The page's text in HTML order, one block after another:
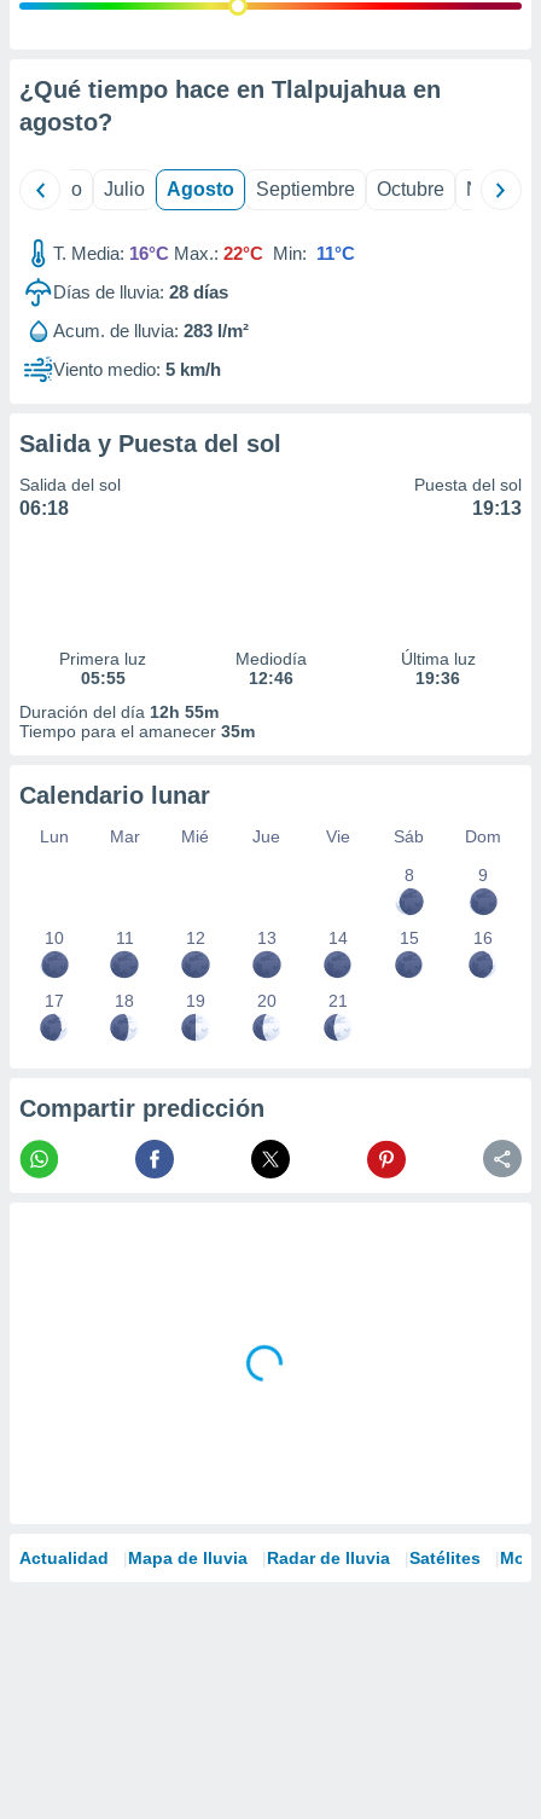
e
mediante
de
1199
¿Qué tiempo hace en Tlalpujahua en
agosto?
Junio Julio Agosto Septiembre Octubre
T. Media: 16°C Max.: 22°C Min: 11°C
Días de lluvia: 28 días
Acum. de lluvia: 283 l/m²
Viento medio: 5 km/h
Salida y Puesta del sol
Salida del sol
06:18
Puesta del sol
19:13
Primera luz
05:55
Mediodía
12:46
Última luz
19:36
Duración del día 12h 55m
Tiempo para el amanecer 35m
Calendario lunar
Lun Mar Mié Jue Vie Sáb
Dom
8
9
10 11 12 13 14 15 16
17 18 19 20 21
Compartir predicción
Actualidad Mapa de lluvia Radar de lluvia Satélites